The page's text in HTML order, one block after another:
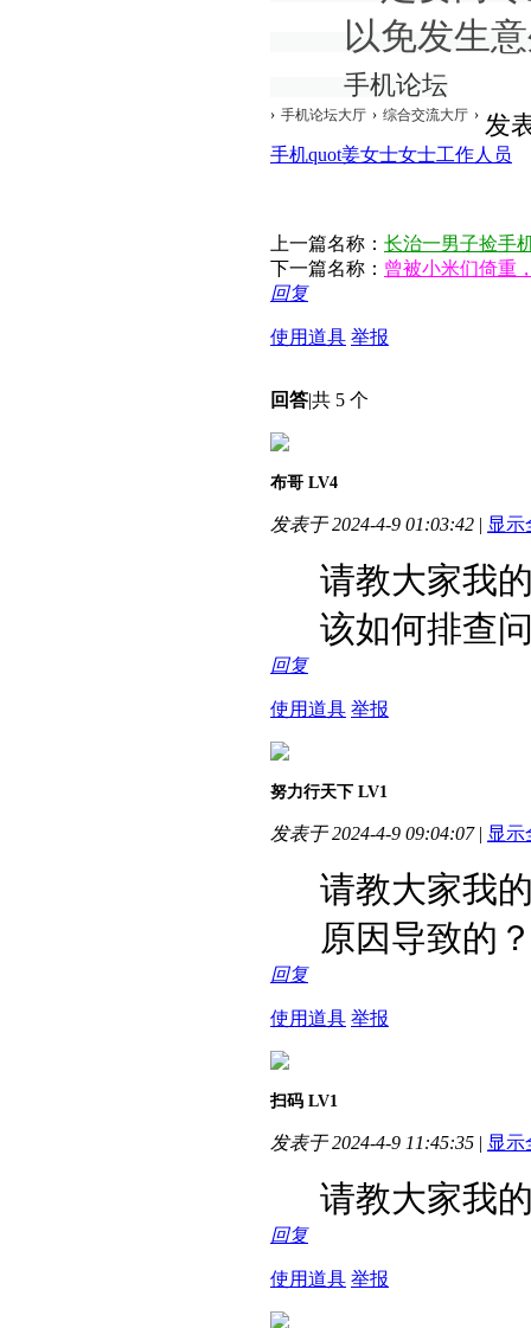
以免发生意
手机论坛
› 手机论坛大厅 › 综合交流大厅 › 发
手机quot姜女士女士工作人员
上一篇名称： 长治一男子捡手
下一篇名称： 曾被小米们倚重
回复
使用道具 举报
回答|共 5 个
布哥 LV4
发表于 2024-4-9 01:03:42 | 显示
请教大家我
该如何排查
回复
使用道具 举报
努力行天下 LV1
发表于 2024-4-9 09:04:07 | 显示
请教大家我
原因导致的
回复
使用道具 举报
扫码 LV1
发表于 2024-4-9 11:45:35 | 显示
请教大家我
回复
使用道具 举报